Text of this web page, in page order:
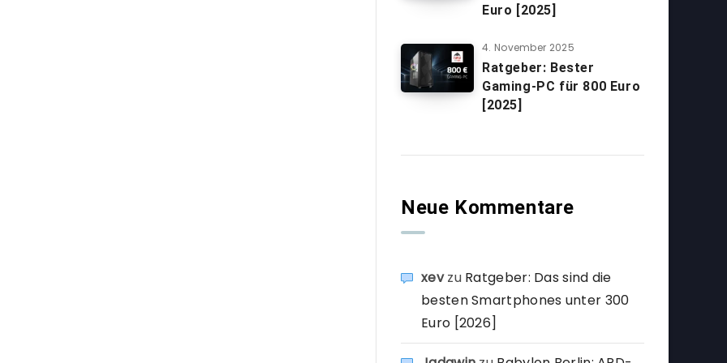
Euro [2025]
4. November 2025
Ratgeber: Bester
Gaming-PC für 800 Euro
[2025]
Neue Kommentare
xevzu Ratgeber: Das sind die
besten Smartphones unter 300
Euro [2026]